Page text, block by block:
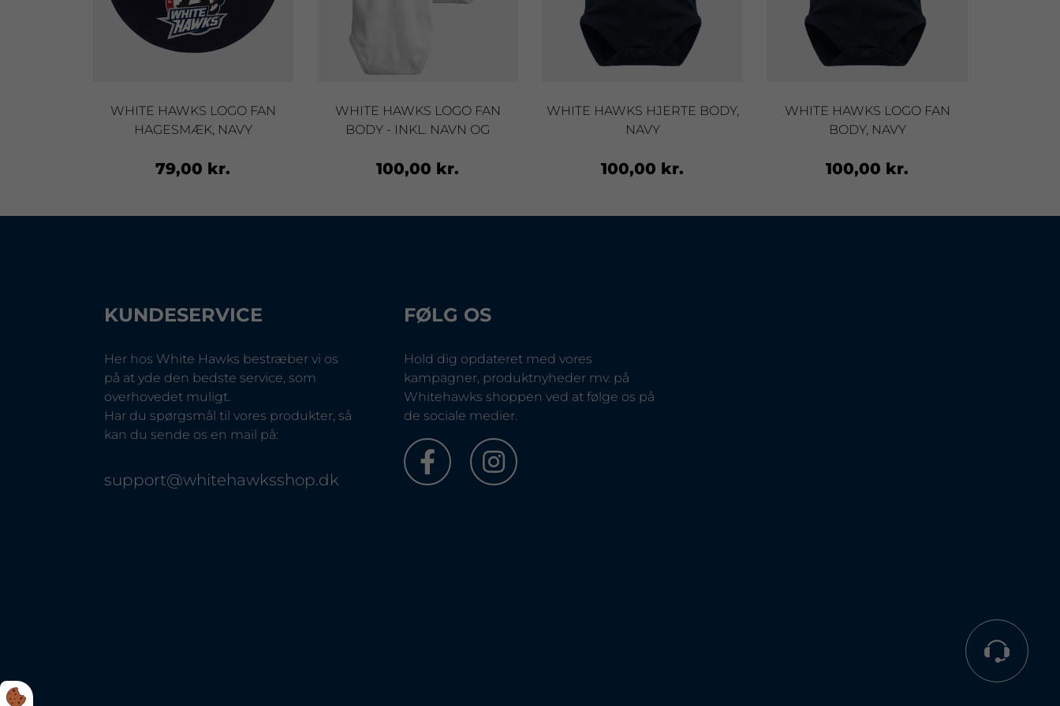
WHITE HAWKS LOGO FAN
HAGESMÆK, NAVY
79,00 kr.
WHITE HAWKS LOGO FAN
BODY - INKL. NAVN OG
100,00 kr.
WHITE HAWKS HJERTE BODY,
NAVY
100,00 kr.
WHITE HAWKS LOGO FAN
BODY, NAVY
100,00 kr.
KUNDESERVICE
Her hos White Hawks bestræber vi os
på at yde den bedste service, som
overhovedet muligt.
Har du spørgsmål til vores produkter, så
kan du sende os en mail på:
support@whitehawksshop.dk
FØLG OS
Hold dig opdateret med vores
kampagner, produktnyheder mv. på
Whitehawks shoppen ved at følge os på
de sociale medier.